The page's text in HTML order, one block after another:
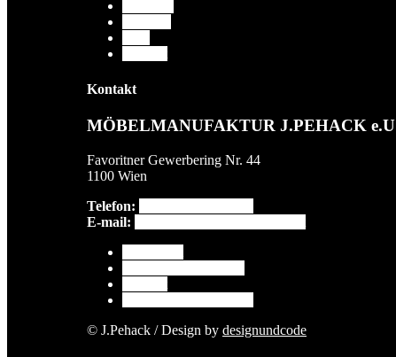
Kontakt
MÖBELMANUFAKTUR J.PEHACK e.U
Favoritner Gewerbering Nr. 44
1100 Wien
Telefon:
E-mail:
© J.Pehack / Design by designundcode